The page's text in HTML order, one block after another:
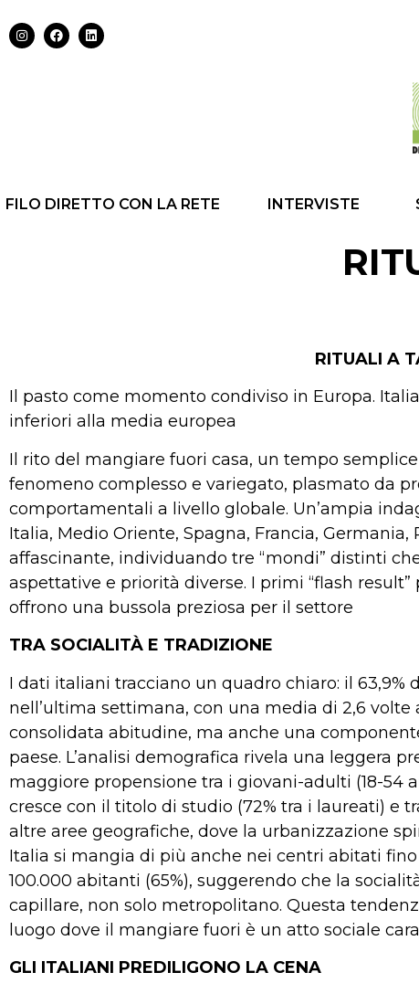
FILO DIRETTO CON LA RETE INTERVISTE
RITUALI A
Il pasto come momento condiviso in Europa.
inferiori alla media europea
Il rito del mangiare fuori casa, un tempo
fenomeno complesso e variegato, plasmato da
comportamentali a livello globale. Un’ampia
Italia, Medio Oriente, Spagna, Francia,
affascinante, individuando tre “mondi” distinti
aspettative e priorità diverse. I primi “flash
offrono una bussola preziosa per il settore
TRA SOCIALITÀ E TRADIZIONE
I dati italiani tracciano un quadro chiaro: il
nell’ultima settimana, con una media di 2,6
consolidata abitudine, ma anche una
paese. L’analisi demografica rivela una leggera
maggiore propensione tra i giovani-adulti (18-54
cresce con il titolo di studio (72% tra i laureati) e
altre aree geografiche, dove la urbanizzazione
Italia si mangia di più anche nei centri abitati fino
100.000 abitanti (65%), suggerendo che la
capillare, non solo metropolitano. Questa
luogo dove il mangiare fuori è un atto sociale
GLI ITALIANI PREDILIGONO LA CENA